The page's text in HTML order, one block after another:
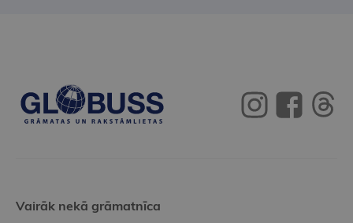
Vairāk nekā grāmatnīca